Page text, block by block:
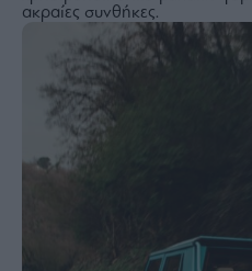
ακραίες συνθήκες.